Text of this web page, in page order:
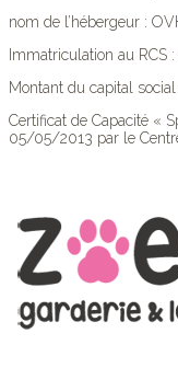
nom de l’hébergeur :
Immatriculation au RCS
Montant du capital
Certificat de Capacité «
05/05/2013 par le